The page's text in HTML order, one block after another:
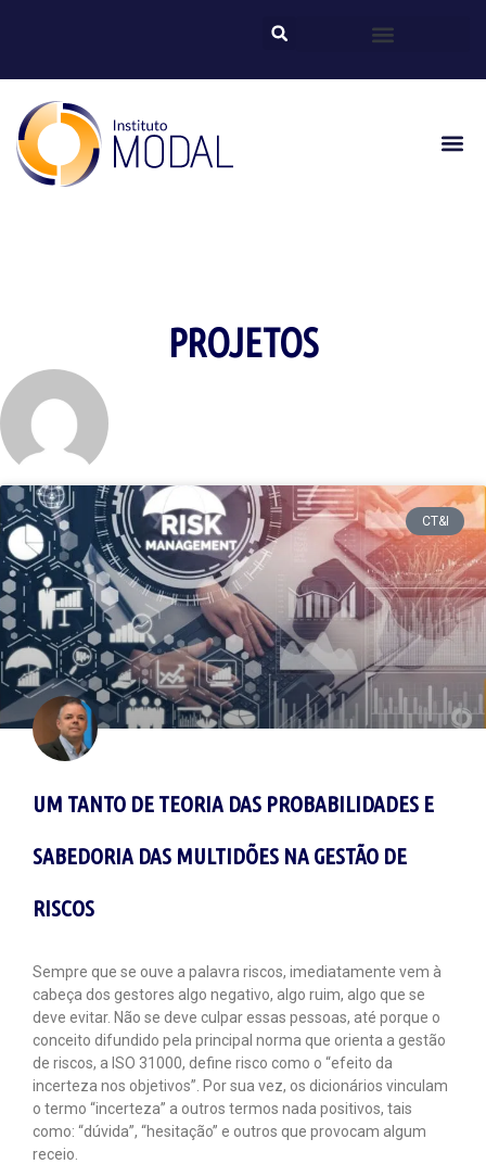
PROJETOS
CT&I
UM TANTO DE TEORIA DAS PROBABILIDADES E
SABEDORIA DAS MULTIDÕES NA GESTÃO DE
RISCOS
Sempre que se ouve a palavra riscos, imediatamente vem à
cabeça dos gestores algo negativo, algo ruim, algo que se
deve evitar. Não se deve culpar essas pessoas, até porque o
conceito difundido pela principal norma que orienta a gestão
de riscos, a ISO 31000, define risco como o “efeito da
incerteza nos objetivos”. Por sua vez, os dicionários vinculam
o termo “incerteza” a outros termos nada positivos, tais
como: “dúvida”, “hesitação” e outros que provocam algum
receio.